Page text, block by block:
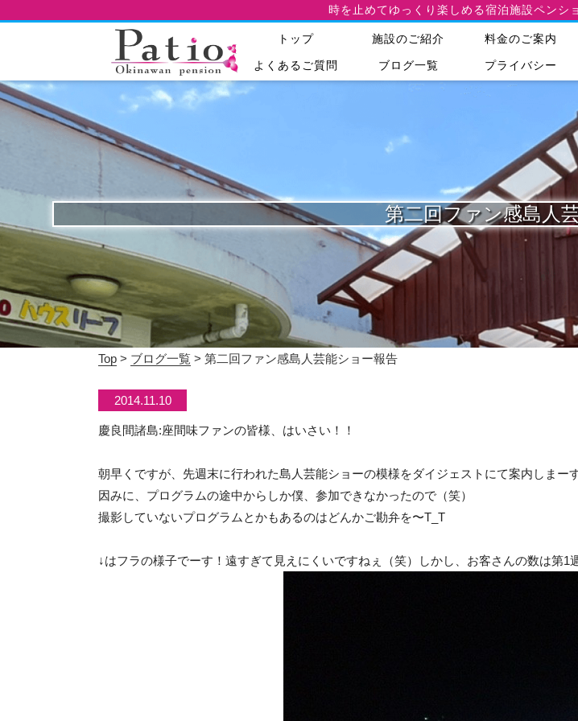
時を止めてゆっくり楽しめる宿泊施設ペンシ
トップ 施設のご紹介 料金のご案内
よくあるご質問 ブログ一覧 プライバシー
第二回ファン感島人
Top > ブログ一覧 > 第二回ファン感島人芸能ショー報告
2014.11.10
慶良間諸島:座間味ファンの皆様、はいさい！！
朝早くですが、先週末に行われた島人芸能ショーの模様をダイジェストにて案内しまー
因みに、プログラムの途中からしか僕、参加できなかったので（笑）
撮影していないプログラムとかもあるのはどんかご勘弁を〜T_T
↓はフラの様子でーす！遠すぎて見えにくいですねぇ（笑）しかし、お客さんの数は第1